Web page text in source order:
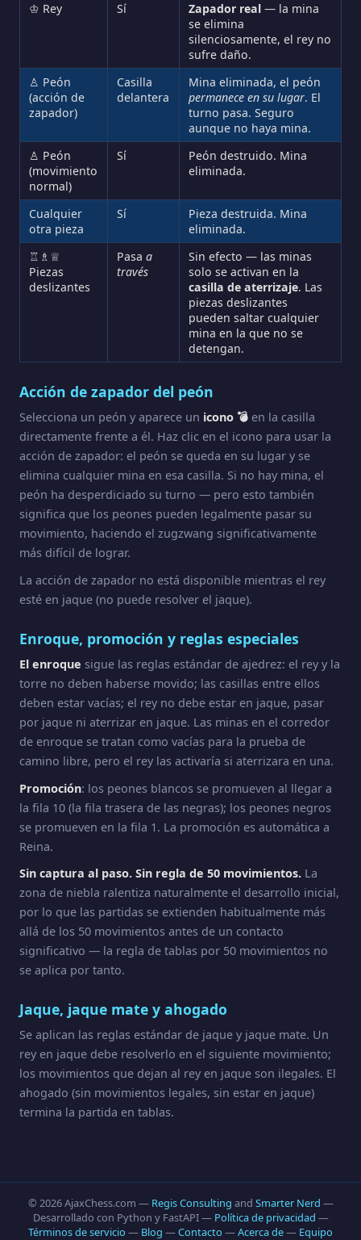
♔ Rey Sí Zapador real — la mina
se elimina
silenciosamente, el rey no
sufre daño.
♙ Peón
(acción de
zapador)
Casilla
delantera
Mina eliminada, el peón
permanece en su lugar. El
turno pasa. Seguro
aunque no haya mina.
♙ Peón
(movimiento
normal)
Sí
Peón destruido. Mina
eliminada.
Cualquier
otra pieza
Sí
Pieza destruida. Mina
eliminada.
♖♗♕
Piezas
deslizantes
Pasaa
través
Sin efecto — las minas
solo se activan en la
casilla de aterrizaje. Las
piezas deslizantes
pueden saltar cualquier
mina en la que no se
detengan.
Acción de zapador del peón
Selecciona un peón y aparece un icono 💣 en la casilla
directamente frente a él. Haz clic en el icono para usar la
acción de zapador: el peón se queda en su lugar y se
elimina cualquier mina en esa casilla. Si no hay mina, el
peón ha desperdiciado su turno — pero esto también
significa que los peones pueden legalmente pasar su
movimiento, haciendo el zugzwang significativamente
más difícil de lograr.
La acción de zapador no está disponible mientras el rey
esté en jaque (no puede resolver el jaque).
Enroque, promoción y reglas especiales
El enroque sigue las reglas estándar de ajedrez: el rey y la
torre no deben haberse movido; las casillas entre ellos
deben estar vacías; el rey no debe estar en jaque, pasar
por jaque ni aterrizar en jaque. Las minas en el corredor
de enroque se tratan como vacías para la prueba de
camino libre, pero el rey las activaría si aterrizara en una.
Promoción: los peones blancos se promueven al llegar a
la fila 10 (la fila trasera de las negras); los peones negros
se promueven en la fila 1. La promoción es automática a
Reina.
Sin captura al paso. Sin regla de 50 movimientos. La
zona de niebla ralentiza naturalmente el desarrollo inicial,
por lo que las partidas se extienden habitualmente más
allá de los 50 movimientos antes de un contacto
significativo — la regla de tablas por 50 movimientos no
se aplica por tanto.
Jaque, jaque mate y ahogado
Se aplican las reglas estándar de jaque y jaque mate. Un
rey en jaque debe resolverlo en el siguiente movimiento;
los movimientos que dejan al rey en jaque son ilegales. El
ahogado (sin movimientos legales, sin estar en jaque)
termina la partida en tablas.
© 2026 AjaxChess.com — Regis Consulting and Smarter Nerd —
Desarrollado con Python y FastAPI — Política de privacidad —
Términos de servicio — Blog —Contacto —Acerca de— Equipo